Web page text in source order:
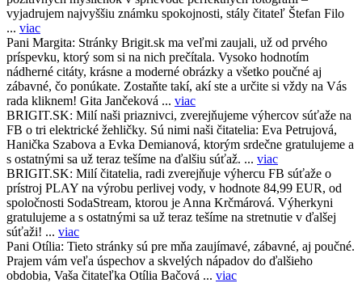
vyjadrujem najvyššiu známku spokojnosti, stály čitateľ Štefan Filo
... viac
Pani Margita: Stránky Brigit.sk ma veľmi zaujali, už od prvého
príspevku, ktorý som si na nich prečítala. Vysoko hodnotím
nádherné citáty, krásne a moderné obrázky a všetko poučné aj
zábavné, čo ponúkate. Zostaňte takí, akí ste a určite si vždy na Vás
rada kliknem! Gita Jančeková ... viac
BRIGIT.SK: Milí naši priaznivci, zverejňujeme výhercov súťaže na
FB o tri elektrické žehličky. Sú nimi naši čitatelia: Eva Petrujová,
Hanička Szabova a Evka Demianová, ktorým srdečne gratulujeme a
s ostatnými sa už teraz tešíme na ďalšiu súťaž. ... viac
BRIGIT.SK: Milí čitatelia, radi zverejňuje výhercu FB súťaže o
prístroj PLAY na výrobu perlivej vody, v hodnote 84,99 EUR, od
spoločnosti SodaStream, ktorou je Anna Krčmárová. Výherkyni
gratulujeme a s ostatnými sa už teraz tešíme na stretnutie v ďalšej
súťaži! ... viac
Pani Otília: Tieto stránky sú pre mňa zaujímavé, zábavné, aj poučné.
Prajem vám veľa úspechov a skvelých nápadov do ďalšieho
obdobia, Vaša čitateľka Otília Bačová ... viac